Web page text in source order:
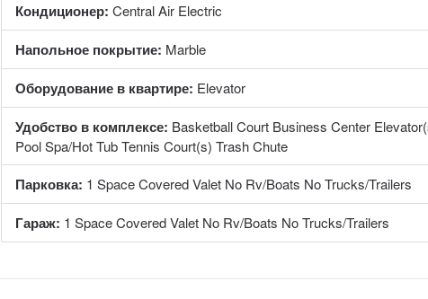
Кондиционер: Central Air Electric
Напольное покрытие: Marble
Оборудование в квартире: Elevator
Удобство в комплексе: Basketball Court Business Center
Pool Spa/Hot Tub Tennis Court(s) Trash Chute
Парковка: 1 Space Covered Valet No Rv/Boats No Trucks/Trailers
Гараж: 1 Space Covered Valet No Rv/Boats No Trucks/Trailers